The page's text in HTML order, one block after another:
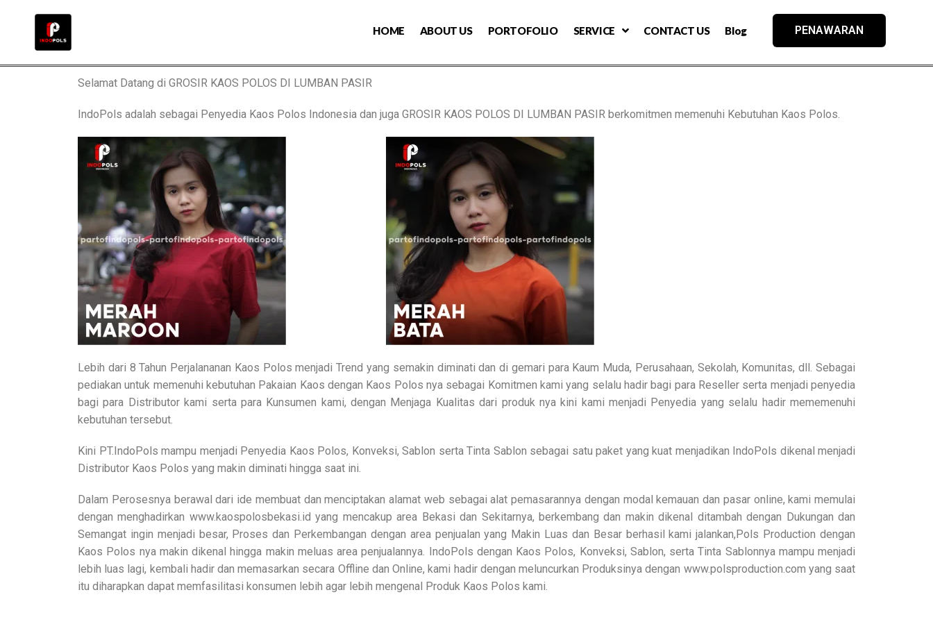
HOME ABOUT US PORTOFOLIO SERVICE CONTACT US Blog PENAWARAN
Selamat Datang di GROSIR KAOS POLOS DI LUMBAN PASIR
IndoPols adalah sebagai Penyedia Kaos Polos Indonesia dan juga GROSIR KAOS POLOS DI LUMBAN PASIR berkomitmen memenuhi Kebutuhan Kaos Polos.
Lebih dari 8 Tahun Perjalananan Kaos Polos menjadi Trend yang semakin diminati dan di gemari para Kaum Muda, Perusahaan, Sekolah, Komunitas, dll. Sebagai
pediakan untuk memenuhi kebutuhan Pakaian Kaos dengan Kaos Polos nya sebagai Komitmen kami yang selalu hadir bagi para Reseller serta menjadi penyedia
bagi para Distributor kami serta para Kunsumen kami, dengan Menjaga Kualitas dari produk nya kini kami menjadi Penyedia yang selalu hadir mememenuhi
kebutuhan tersebut.
Kini PT.IndoPols mampu menjadi Penyedia Kaos Polos, Konveksi, Sablon serta Tinta Sablon sebagai satu paket yang kuat menjadikan IndoPols dikenal menjadi
Distributor Kaos Polos yang makin diminati hingga saat ini.
Dalam Perosesnya berawal dari ide membuat dan menciptakan alamat web sebagai alat pemasarannya dengan modal kemauan dan pasar online, kami memulai
dengan menghadirkan www.kaospolosbekasi.id yang mencakup area Bekasi dan Sekitarnya, berkembang dan makin dikenal ditambah dengan Dukungan dan
Semangat ingin menjadi besar, Proses dan Perkembangan dengan area penjualan yang Makin Luas dan Besar berhasil kami jalankan,Pols Production dengan
Kaos Polos nya makin dikenal hingga makin meluas area penjualannya. IndoPols dengan Kaos Polos, Konveksi, Sablon, serta Tinta Sablonnya mampu menjadi
lebih luas lagi, kembali hadir dan memasarkan secara Offline dan Online, kami hadir dengan meluncurkan Produksinya dengan www.polsproduction.com yang saat
itu diharapkan dapat memfasilitasi konsumen lebih agar lebih mengenal Produk Kaos Polos kami.